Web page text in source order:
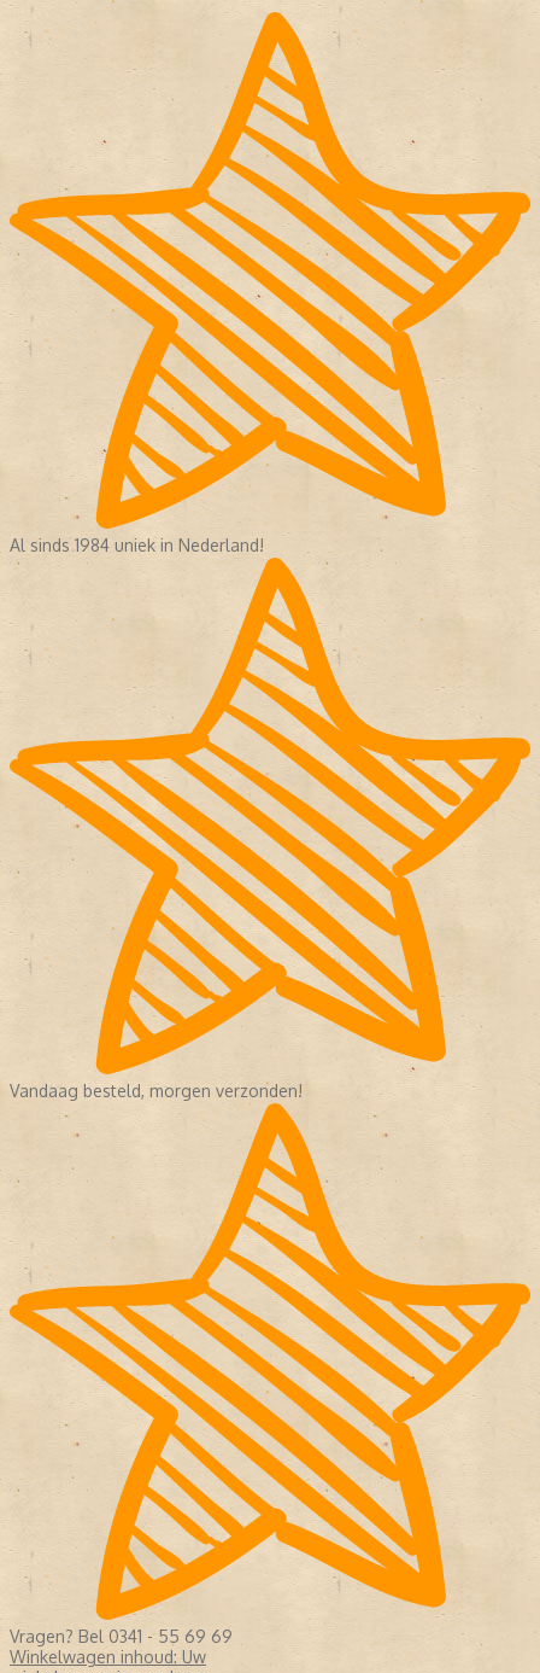
Al sinds 1984 uniek in Nederland!
Vandaag besteld, morgen verzonden!
Vragen? Bel 0341 - 55 69 69
Winkelwagen inhoud: Uw